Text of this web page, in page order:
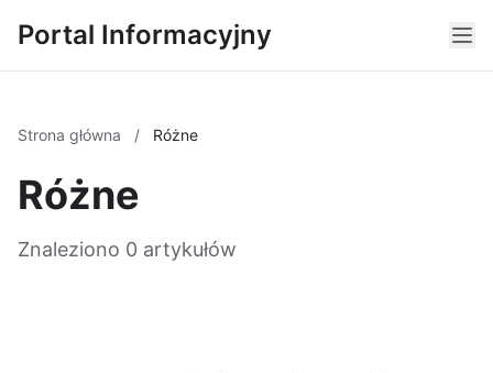
Portal Informacyjny
Strona główna / Różne
Różne
Znaleziono 0 artykułów